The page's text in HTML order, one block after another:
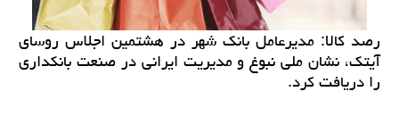
رصد كالا: مدیرعامل بانك شهر در هشتمین اجلاس روسای
آیتك، نشان ملی نبوغ و مدیریت ایرانی در صنعت بانكداری
را دریافت كرد.